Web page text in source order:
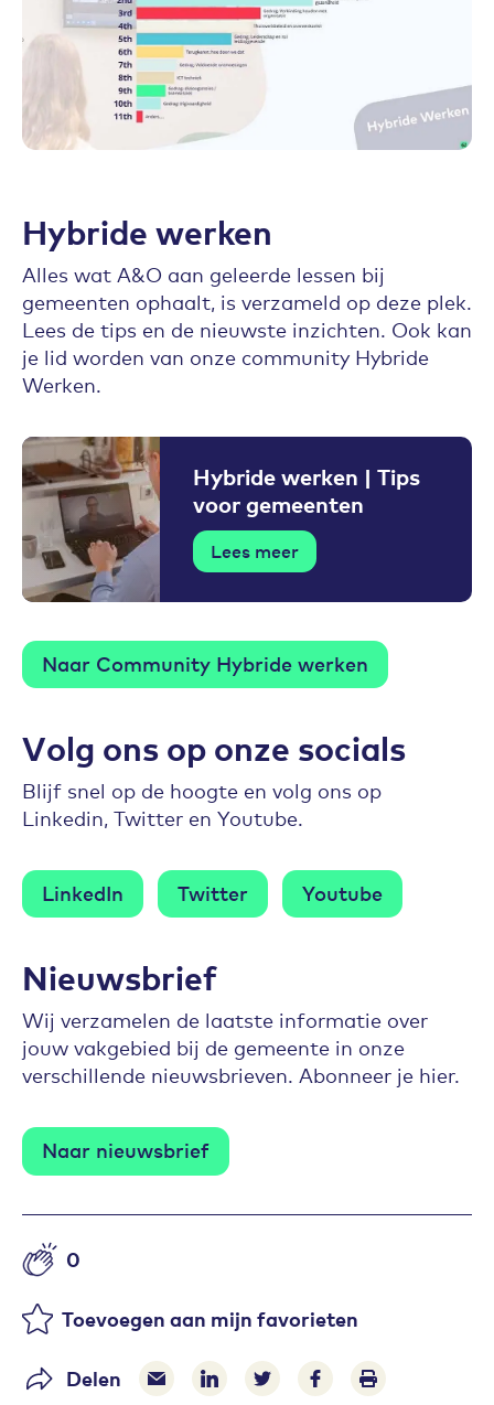
Hybride werken
Alles wat A&O aan geleerde lessen bij
gemeenten ophaalt, is verzameld op deze plek.
Lees de tips en de nieuwste inzichten. Ook kan
je lid worden van onze community Hybride
Werken.
Hybride werken | Tips
voor gemeenten
Lees meer
Naar Community Hybride werken
Volg ons op onze socials
Blijf snel op de hoogte en volg ons op
Linkedin, Twitter en Youtube.
LinkedIn Twitter Youtube
Nieuwsbrief
Wij verzamelen de laatste informatie over
jouw vakgebied bij de gemeente in onze
verschillende nieuwsbrieven. Abonneer je hier.
Naar nieuwsbrief
Aantal likes
0
Toevoegen aan mijn favorieten
Delen Delen via e-mail
Delen via LinkedIn
Deel op Twitter
Deel op Facebook
Print pagina